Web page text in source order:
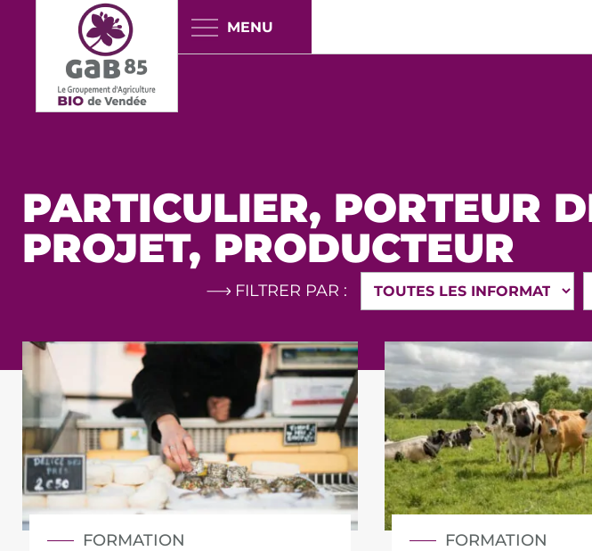
PARTICULIER, PORTEUR
PROJET, PRODUCTEUR
FILTRER PAR :
FORMATION
FORMATION
Panneau de gestion des cookies